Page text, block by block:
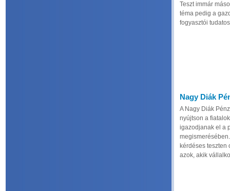
Teszt immár
téma pedig a
fogyasztói
Nagy Diák
A Nagy Diák
nyújtson a
igazodjanak el a
kérdéses teszten
azok, akik